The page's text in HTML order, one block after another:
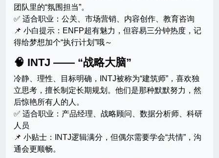
团队里的“氛围担当”。
✅ 适合职业：公关、市场营销、内容创作、教育咨询
📌 小白提示：ENFP超有魅力，但容易三分钟热度，记
得给梦想加个“执行计划”哦～
🧠 INTJ —— “战略大脑”
冷静、理性、目标明确，INTJ被称为“建筑师”，喜欢独
立思考，擅长制定长期规划。他们是那种默默努力，然
后惊艳所有人的人。
✅ 适合职业：产品经理、战略顾问、数据分析师、科研
人员
📌 小贴士：INTJ逻辑满分，但偶尔需要学会“共情”，沟
通会更顺畅。